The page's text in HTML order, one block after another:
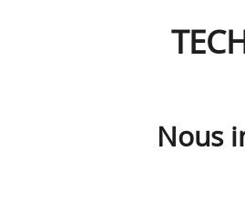
Nous